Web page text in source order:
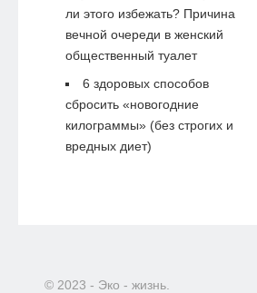
ли этого избежать? Причина
вечной очереди в женский
общественный туалет
6 здоровых способов
сбросить «новогодние
килограммы» (без строгих и
вредных диет)
© 2023 - Эко - жизнь.